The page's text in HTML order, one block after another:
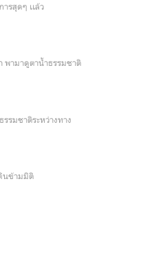
รสุดๆ เเล้ว
พามาดูตาน้ำธรรมชาติ
รมชาติระหว่างทาง
นข้ามมิติ